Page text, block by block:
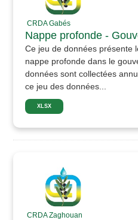
CRDA Gabés
Nappe profonde -
Ce jeu de données présente
nappe profonde dans le
données sont collectées
ce jeu des données...
XLSX
CRDA Zaghouan